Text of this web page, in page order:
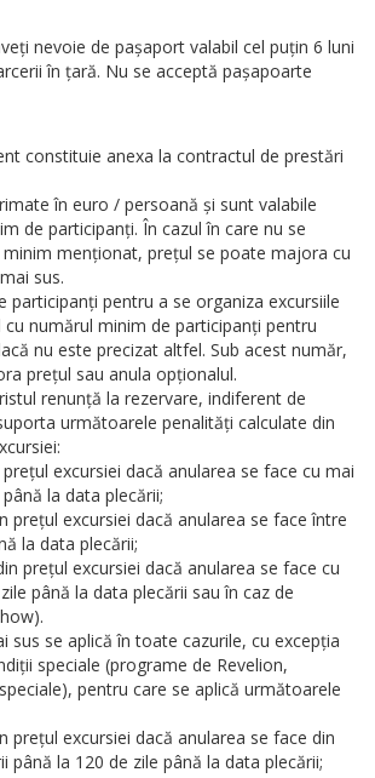
nevoie de pașaport valabil cel puțin 6 luni
în țară. Nu se acceptă pașapoarte
constituie anexa la contractul de prestări
în euro / persoană și sunt valabile
de participanți. În cazul în care nu se
menționat, prețul se poate majora cu
sus.
participanți pentru a se organiza excursiile
numărul minim de participanți pentru
nu este precizat altfel. Sub acest număr,
prețul sau anula opționalul.
renunță la rezervare, indiferent de
următoarele penalități calculate din
prețul excursiei dacă anularea se face cu mai
la data plecării;
prețul excursiei dacă anularea se face între
la data plecării;
prețul excursiei dacă anularea se face cu
până la data plecării sau în caz de
sus se aplică în toate cazurile, cu excepția
speciale (programe de Revelion,
pentru care se aplică următoarele
prețul excursiei dacă anularea se face din
până la 120 de zile până la data plecării;